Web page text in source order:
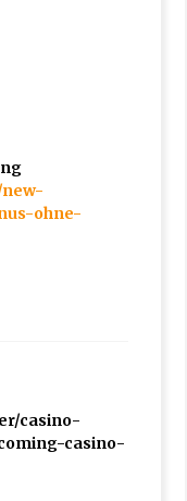
ohne-
casino-
casino-